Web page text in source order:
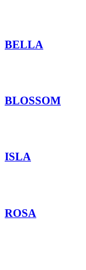
BELLA
BLOSSOM
ISLA
ROSA